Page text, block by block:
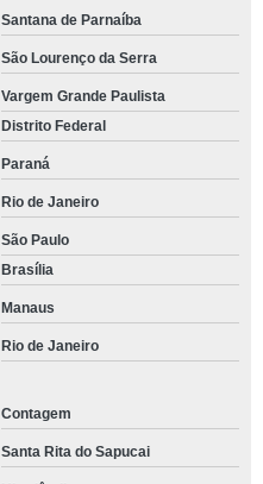
Santana de Parnaíba
São Lourenço da Serra
Vargem Grande Paulista
Distrito Federal
Paraná
Rio de Janeiro
São Paulo
Brasília
Manaus
Rio de Janeiro
Contagem
Santa Rita do Sapucai